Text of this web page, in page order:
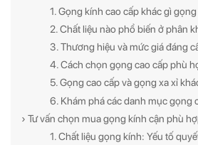
1. Gọng kính cao cấp khác gì
2. Chất liệu nào phổ biến ở phân
3. Thương hiệu và mức giá đáng
4. Cách chọn gọng cao cấp phù
5. Gọng cao cấp và gọng xa xỉ
6. Khám phá các danh mục gọng
› Tư vấn chọn mua gọng kính cận phù
1. Chất liệu gọng kính: Yếu tố